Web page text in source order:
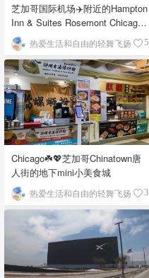
芝加哥国际机场✈️附近的Hampton
Inn & Suites Rosemont Chicago
O'Hare自助早餐
热爱生活和自由的轻舞飞扬 5
Chicago☘️💖芝加哥Chinatown唐
人街的地下mini小美食城
热爱生活和自由的轻舞飞扬 3